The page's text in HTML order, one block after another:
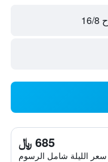
ح 16/8
685 ﷼
سعر الليلة شامل الرسوم